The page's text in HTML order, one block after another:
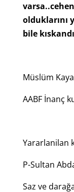
olduklarını
bile
Müslüm Kaya
AABF İnanç
Yararlanilan
P-Sultan
Saz ve